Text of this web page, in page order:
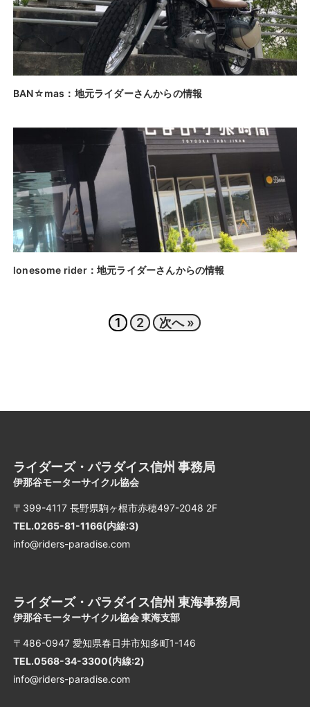
BAN☆mas：地元ライダーさんからの情報
lonesome rider：地元ライダーさんからの情報
1 2 次へ »
ライダーズ・パラダイス信州 事務局
伊那谷モーターサイクル協会
〒399-4117 長野県駒ヶ根市赤穂497-2048 2F
TEL.0265-81-1166(内線:3)
info@riders-paradise.com
ライダーズ・パラダイス信州 東海事務局
伊那谷モーターサイクル協会 東海支部
〒486-0947 愛知県春日井市知多町1-146
TEL.0568-34-3300(内線:2)
info@riders-paradise.com